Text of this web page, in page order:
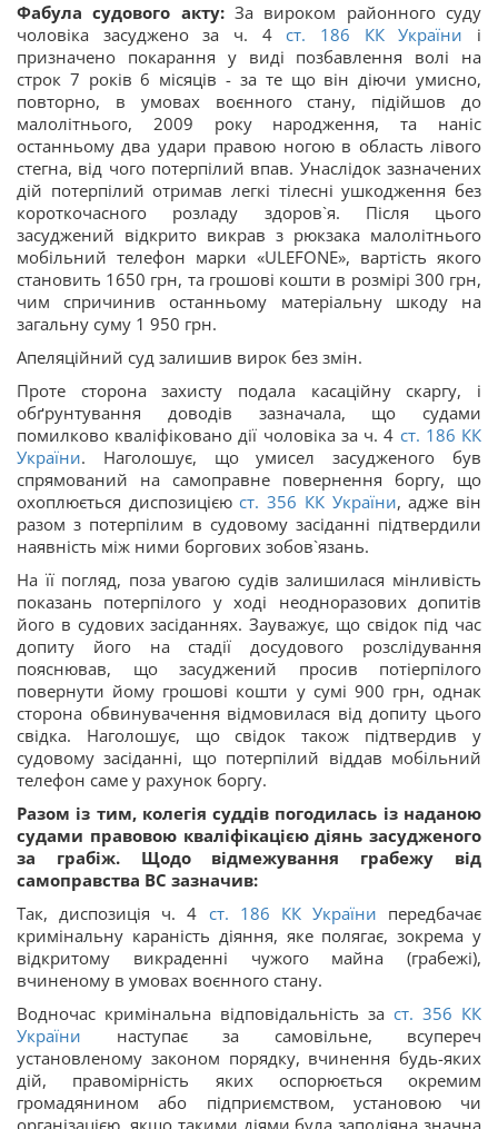
Фабула судового акту: За вироком районного суду
чоловіка засуджено за ч. 4ст. 186 КК України і
призначено покарання у виді позбавлення волі на
строк 7 років 6 місяців - за те що він діючи умисно,
повторно, в умовах воєнного стану, підійшов до
малолітнього, 2009 року народження, та наніс
останньому два удари правою ногою в область лівого
стегна, від чого потерпілий впав. Унаслідок зазначених
дій потерпілий отримав легкі тілесні ушкодження без
короткочасного розладу здоров`я. Після цього
засуджений відкрито викрав з рюкзака малолітнього
мобільний телефон марки «ULEFONE», вартість якого
становить 1650 грн, та грошові кошти в розмірі 300 грн,
чим спричинив останньому матеріальну шкоду на
загальну суму 1 950 грн.
Апеляційний суд залишив вирок без змін.
Проте сторона захисту подала касаційну скаргу, і
обґрунтування доводів зазначала, що судами
помилково кваліфіковано дії чоловіка за ч. 4 ст. 186 КК
України. Наголошує, що умисел засудженого був
спрямований на самоправне повернення боргу, що
охоплюється диспозицієюст. 356 КК України, адже він
разом з потерпілим в судовому засіданні підтвердили
наявність між ними боргових зобов`язань.
На її погляд, поза увагою судів залишилася мінливість
показань потерпілого у ході неодноразових допитів
його в судових засіданнях. Зауважує, що свідок під час
допиту його на стадії досудового розслідування
пояснював, що засуджений просив потіерпілого
повернути йому грошові кошти у сумі 900 грн, однак
сторона обвинувачення відмовилася від допиту цього
свідка. Наголошує, що свідок також підтвердив у
судовому засіданні, що потерпілий віддав мобільний
телефон саме у рахунок боргу.
Разом із тим, колегія суддів погодилась із наданою
судами правовою кваліфікацією діянь засудженого
за грабіж. Щодо відмежування грабежу від
самоправства ВС зазначив:
Так, диспозиція ч. 4 ст. 186 КК України передбачає
кримінальну караність діяння, яке полягає, зокрема у
відкритому викраденні чужого майна (грабежі),
вчиненому в умовах воєнного стану.
Водночас кримінальна відповідальність за ст. 356 КК
України наступає за самовільне, всупереч
установленому законом порядку, вчинення будь-яких
дій, правомірність яких оспорюється окремим
громадянином або підприємством, установою чи